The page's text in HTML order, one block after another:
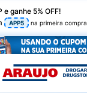
e ganhe 5% OFF!
APP5 na primeira compra